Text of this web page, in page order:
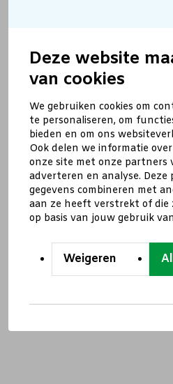
Deze website
van cookies
We gebruiken cookies om
te personaliseren, om
bieden en om ons
Ook delen we informatie
onze site met onze partners
adverteren en analyse.
gegevens combineren met
aan ze heeft verstrekt of die
op basis van jouw gebruik
Weigeren